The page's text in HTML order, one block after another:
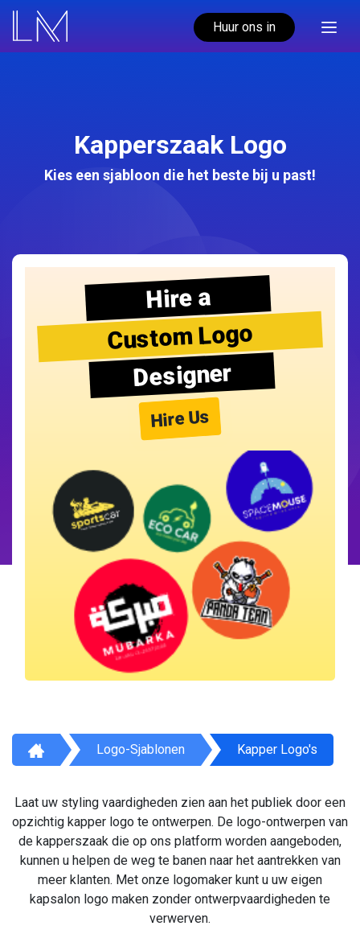
Huur ons in
Kapperszaak Logo
Kies een sjabloon die het beste bij u past!
Hire a
Custom Logo
Designer
Hire Us
Logo-Sjablonen Kapper Logo's
Laat uw styling vaardigheden zien aan het publiek door een
opzichtig kapper logo te ontwerpen. De logo-ontwerpen van
de kapperszaak die op ons platform worden aangeboden,
kunnen u helpen de weg te banen naar het aantrekken van
meer klanten. Met onze logomaker kunt u uw eigen
kapsalon logo maken zonder ontwerpvaardigheden te
verwerven.